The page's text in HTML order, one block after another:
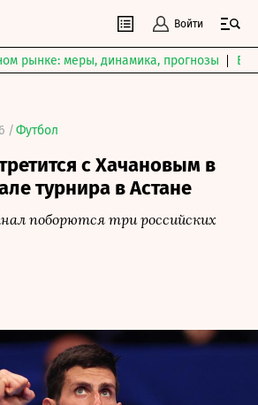
Войти
рынке: меры, динамика, прогнозы
/Футбол
с Хачановым в
турнира в Астане
поборются три российских